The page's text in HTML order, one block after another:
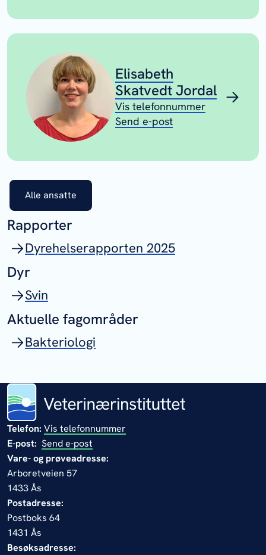
Elisabeth
Skatvedt Jordal
Vis telefonnummer
Send e-post
Alle ansatte
Rapporter
Dyrehelserapporten 2025
Dyr
Svin
Aktuelle fagområder
Bakteriologi
Telefon: Vis telefonnummer
E-post: Send e-post
Vare- og prøveadresse:
Arboretveien 57
1433 Ås
Postadresse:
Postboks 64
1431 Ås
Besøksadresse: